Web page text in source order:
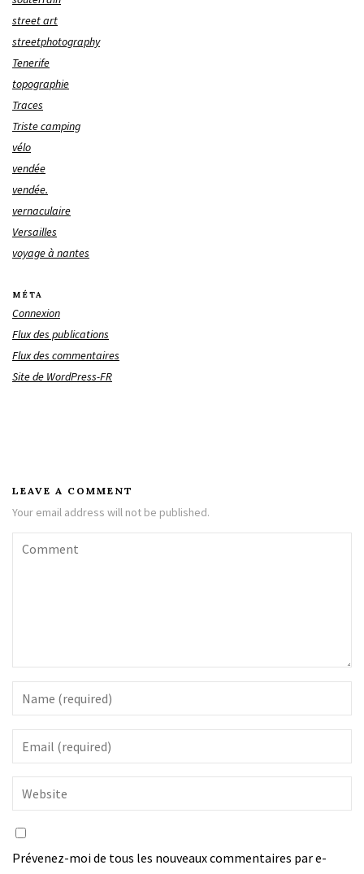
street art
streetphotography
Tenerife
topographie
Traces
Triste camping
vélo
vendée
vendée.
vernaculaire
Versailles
voyage à nantes
MÉTA
Connexion
Flux des publications
Flux des commentaires
Site de WordPress-FR
LEAVE A COMMENT
Your email address will not be published.
Prévenez-moi de tous les nouveaux commentaires par e-